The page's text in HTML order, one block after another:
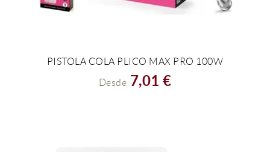
PISTOLA COLA PLICO MAX PRO 100W
Desde 7,01 €